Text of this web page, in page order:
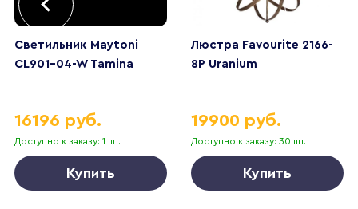
Светильник Maytoni
CL901-04-W Tamina
Доступно к заказу: 1 шт.
16196 руб.
Купить
Люстра Favourite 2166-
8P Uranium
Доступно к заказу: 30 шт.
19900 руб.
Купить